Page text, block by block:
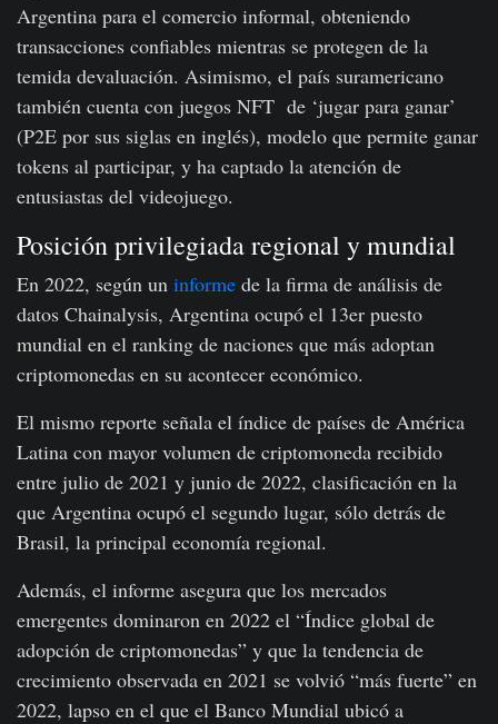
Argentina para el comercio informal, obteniendo
transacciones confiables mientras se protegen de la
temida devaluación. Asimismo, el país suramericano
también cuenta con juegos NFT de ‘jugar para ganar’
(P2E por sus siglas en inglés), modelo que permite ganar
tokens al participar, y ha captado la atención de
entusiastas del videojuego.
Posición privilegiada regional y mundial
En 2022, según un informe de la firma de análisis de
datos Chainalysis, Argentina ocupó el 13er puesto
mundial en el ranking de naciones que más adoptan
criptomonedas en su acontecer económico.
El mismo reporte señala el índice de países de América
Latina con mayor volumen de criptomoneda recibido
entre julio de 2021 y junio de 2022, clasificación en la
que Argentina ocupó el segundo lugar, sólo detrás de
Brasil, la principal economía regional.
Además, el informe asegura que los mercados
emergentes dominaron en 2022 el “Índice global de
adopción de criptomonedas” y que la tendencia de
crecimiento observada en 2021 se volvió “más fuerte” en
2022, lapso en el que el Banco Mundial ubicó a